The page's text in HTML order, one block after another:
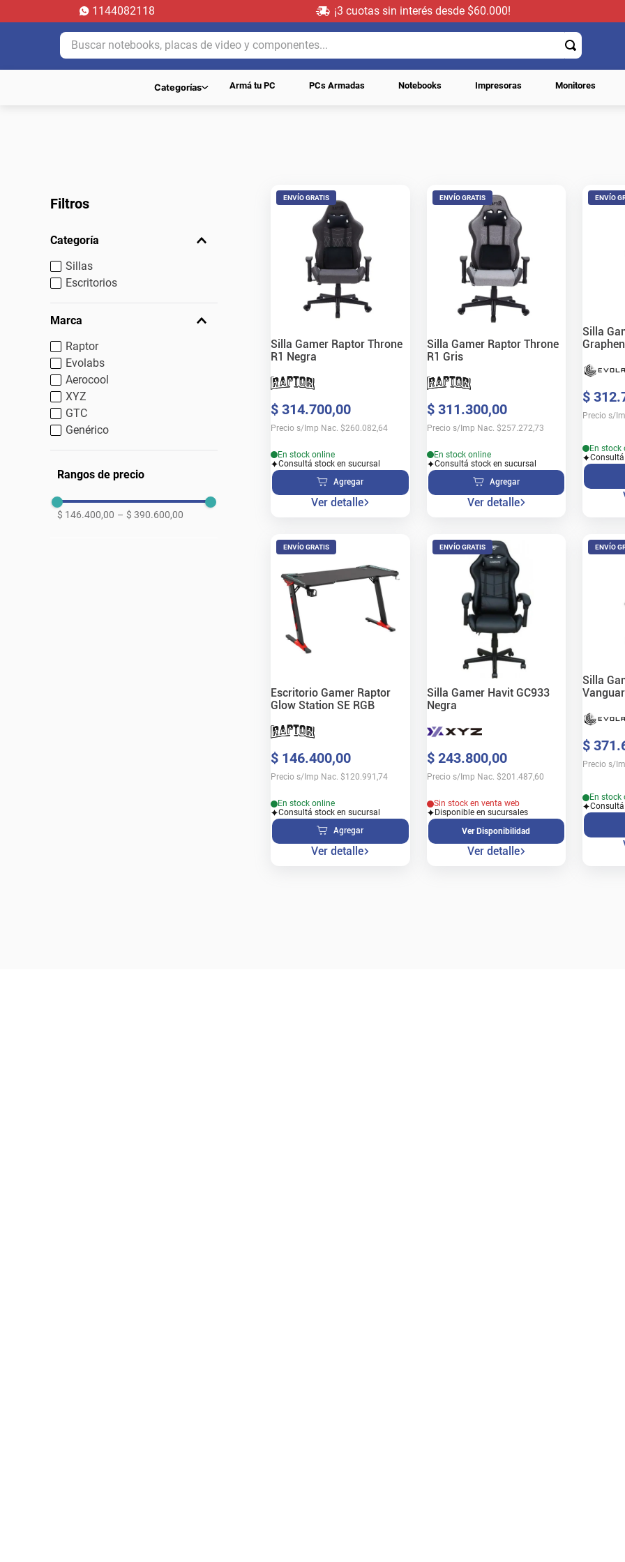
1144082118
¡3 cuotas sin interés desde $60.000!
Buscar notebooks, placas de video y componentes...
Categorías Armá tu PC PCs Armadas Notebooks Impresoras Monitores
Filtros
Categoría
Sillas
Escritorios
Marca
Raptor
Evolabs
Aerocool
XYZ
GTC
Genérico
Rangos de precio
$ 146.400,00 – $ 390.600,00
ENVÍO GRATIS
Silla Gamer Raptor Throne
R1 Negra
$ 314.700,00
Precio s/Imp Nac. $260.082,64
En stock online
Consultá stock en sucursal
Agregar
Ver detalle
ENVÍO GRATIS
Silla Gamer Raptor Throne
R1 Gris
$ 311.300,00
Precio s/Imp Nac. $257.272,73
En stock online
Consultá stock en sucursal
Agregar
Ver detalle
ENVÍO
Silla
$ 312.
Precio s/
En stock
ENVÍO GRATIS
Escritorio Gamer Raptor
Glow Station SE RGB
$ 146.400,00
Precio s/Imp Nac. $120.991,74
En stock online
Consultá stock en sucursal
Agregar
Ver detalle
ENVÍO GRATIS
Silla Gamer Havit GC933
Negra
$ 243.800,00
Precio s/Imp Nac. $201.487,60
Sin stock en venta web
Disponible en sucursales
Ver Disponibilidad
Ver detalle
ENVÍO
Silla
$ 371.
Precio s/
En stock